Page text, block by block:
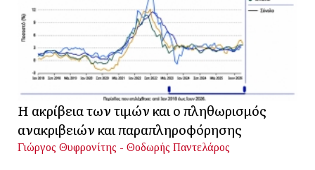
Η ακρίβεια των τιμών και ο πληθωρισμός
ανακριβειών και παραπληροφόρησης
Γιώργος Θυφρονίτης - Θοδωρής Παντελάρος